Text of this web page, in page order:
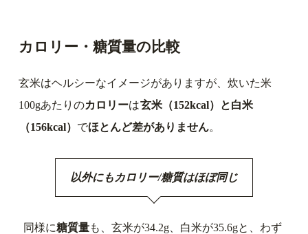
カロリー・糖質量の比較
玄米はヘルシーなイメージがありますが、炊いた米
100gあたりのカロリーは玄米（152kcal）と白米
（156kcal） でほとんど差がありません。
以外にもカロリー/糖質はほぼ同じ
同様に糖質量も、玄米が34.2g、白米が35.6gと、わず